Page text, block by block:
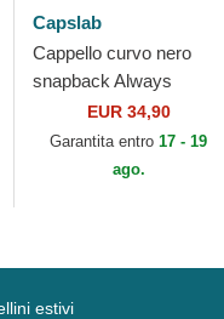
Capslab
Cappello curvo nero
snapback Always
Hungry KFP TAKB Po
Kung Fu Panda di
EUR 34,90
Garantita entro17 - 19
ago.
estivi